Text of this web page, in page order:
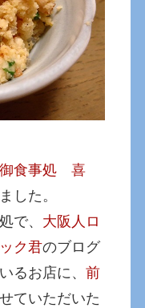
御食事処 喜
した。
で、 大阪人ロ
ク君のブログ
るお店に、前
ていただいた